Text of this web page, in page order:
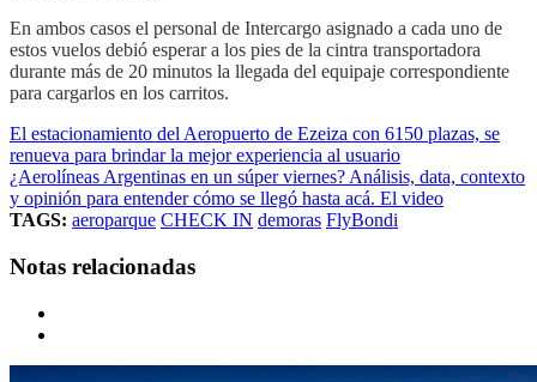
En ambos casos el personal de Intercargo asignado a cada uno de
estos vuelos debió esperar a los pies de la cintra transportadora
durante más de 20 minutos la llegada del equipaje correspondiente
para cargarlos en los carritos.
El estacionamiento del Aeropuerto de Ezeiza con 6150 plazas, se
renueva para brindar la mejor experiencia al usuario
¿Aerolíneas Argentinas en un súper viernes? Análisis, data, contexto
y opinión para entender cómo se llegó hasta acá. El video
TAGS: aeroparque CHECK IN demoras FlyBondi
Notas relacionadas